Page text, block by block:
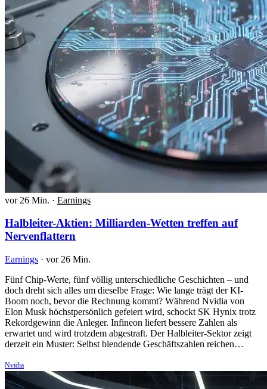
vor 26 Min. · Earnings
Halbleiter-Aktien: Milliarden-Wetten treffen auf
Nervenflattern
Earnings · vor 26 Min.
Fünf Chip-Werte, fünf völlig unterschiedliche Geschichten – und
doch dreht sich alles um dieselbe Frage: Wie lange trägt der KI-
Boom noch, bevor die Rechnung kommt? Während Nvidia von
Elon Musk höchstpersönlich gefeiert wird, schockt SK Hynix trotz
Rekordgewinn die Anleger. Infineon liefert bessere Zahlen als
erwartet und wird trotzdem abgestraft. Der Halbleiter-Sektor zeigt
derzeit ein Muster: Selbst blendende Geschäftszahlen reichen…
Nvidia